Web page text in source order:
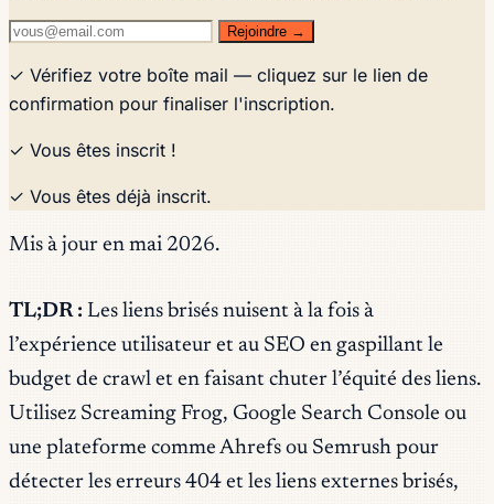
Rejoindre →
✓ Vérifiez votre boîte mail — cliquez sur le lien de
confirmation pour finaliser l'inscription.
✓ Vous êtes inscrit !
✓ Vous êtes déjà inscrit.
Mis à jour en mai 2026.
TL;DR : Les liens brisés nuisent à la fois à
l’expérience utilisateur et au SEO en gaspillant le
budget de crawl et en faisant chuter l’équité des liens.
Utilisez Screaming Frog, Google Search Console ou
une plateforme comme Ahrefs ou Semrush pour
détecter les erreurs 404 et les liens externes brisés,